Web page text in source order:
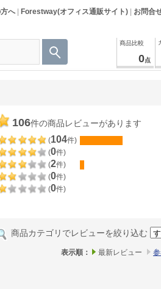
へ| Forestway(オフィス通販サイト) お問合
商品比較
0点
106件の商品レビューがあります
(104件)
(0件)
(2件)
(0件)
(0件)
商品カテゴリでレビューを絞り込む
表示順： 最新レビュー